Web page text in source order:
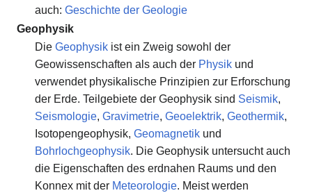
auch: Geschichte der Geologie
Geophysik
Die Geophysikist ein Zweig sowohl der
Geowissenschaften als auch der Physikund
verwendet physikalische Prinzipien zur Erforschung
der Erde. Teilgebiete der Geophysik sind Seismik,
Seismologie, Gravimetrie, Geoelektrik, Geothermik,
Isotopengeophysik, Geomagnetikund
Bohrlochgeophysik. Die Geophysik untersucht auch
die Eigenschaften des erdnahen Raums und den
Konnex mit der Meteorologie. Meist werden